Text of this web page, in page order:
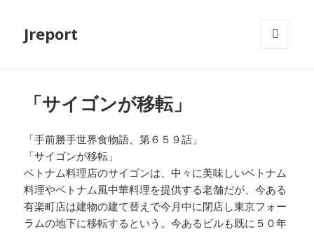
Jreport
「サイゴンが移転」
「手前勝手世界食物語、第６５９話」
「サイゴンが移転」
ベトナム料理店のサイゴンは、中々に美味しいベトナム
料理やベトナム風中華料理を提供する老舗だが、今ある
有楽町店は建物の建て替えで今月中に閉店し東京フォー
ラムの地下に移転するという。今あるビルも既に５０年